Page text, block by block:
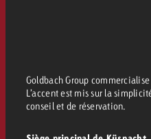
Goldbach Group
L’accent est mis sur la
conseil et de réservation.